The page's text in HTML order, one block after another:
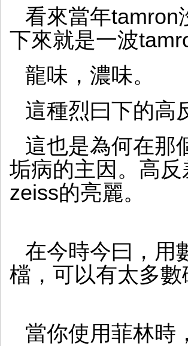
看來當年tamron
下來就是一波
龍味，濃味。
這種烈曰下的高
這也是為何在那
垢病的主因。高
zeiss的亮麗。
在今時今曰，用
檔，可以有太多
當你使用菲林時